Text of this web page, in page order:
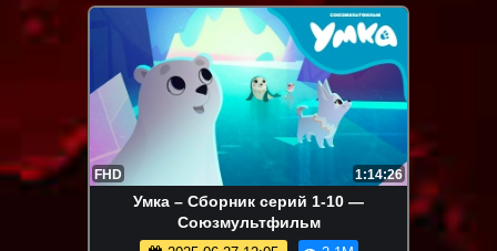
FHD 1:14:26
Умка – Сборник серий 1-10 —
Союзмультфильм